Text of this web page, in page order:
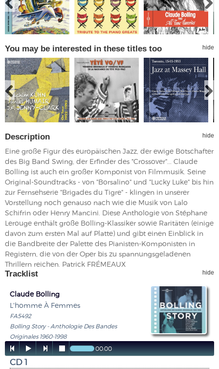
You may be interested in these titles too hide
Description hide
Eine große Figur des europäischen Jazz, der ewige Botschafter
des Big Band Swing, der Erfinder des "Crossover"... Claude
Bolling ist auch ein großer Komponist von Filmmusik. Seine
Original-Soundtracks - von "Borsalino" und "Lucky Luke" bis hin
zur Fernsehserie "Brigades du Tigre" - klingen in unserer
Vorstellung noch genauso nach wie die Musik von Lalo
Schifrin oder Henry Mancini. Diese Anthologie von Stéphane
Lerouge enthält große Bolling-Klassiker sowie Raritäten (einige
davon zum ersten Mal auf Platte) und gibt einen Einblick in
die Bandbreite der Palette des Pianisten-Komponisten in
Registern, die von der Oper bis zu spannungsgeladenen
Thrillern reichen. Patrick FRÉMEAUX
Tracklist hide
Claude Bolling
L'homme À Femmes
FA5492
Bolling Story - Anthologie Des Bandes
Originales 1960-1998

   00:00
CD 1